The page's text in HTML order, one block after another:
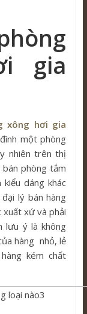
gia
xông hơi gia
một phòng
nhiên trên thị
phòng tắm
dáng khác
lý bán hàng
xuất xứ và phải
lưu ý là không
hàng nhỏ, lẻ
kém chất